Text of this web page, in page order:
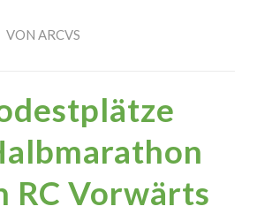
VON ARCVS
RC Vorwärts